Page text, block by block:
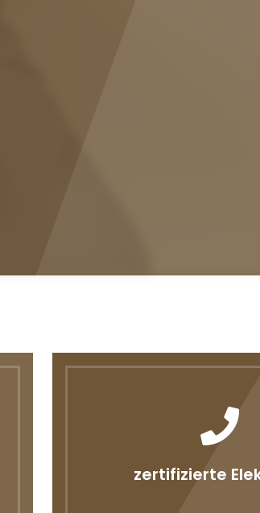
zertifizierte